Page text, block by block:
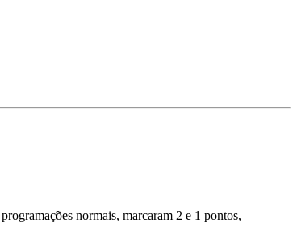
normais, marcaram 2 e 1 pontos,